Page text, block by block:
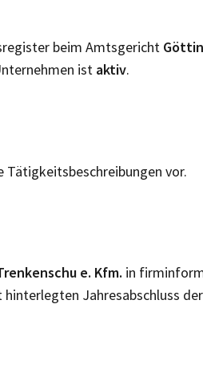
beim Amtsgericht
ist aktiv.
Tätigkeitsbeschreibungen vor.
e. Kfm. in
hinterlegten Jahresabschluss